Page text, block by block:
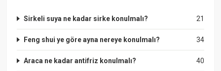
21
Sirkeli suya ne kadar sirke konulmalı?
34
Feng shui ye göre ayna nereye konulmalı?
40
Araca ne kadar antifriz konulmalı?